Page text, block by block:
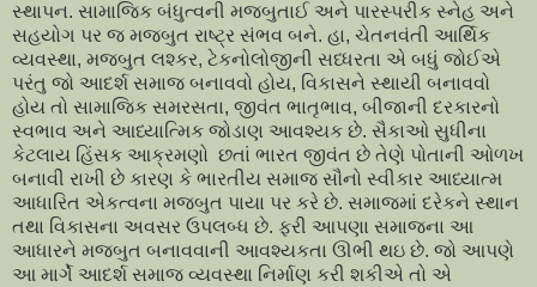
સ્થાપન. સામાજિક બંધુત્વની મજબુતાઈ અને પારસ્પરીક સ્નેહ અને
સહયોગ પર જ મજબુત રાષ્ટ્ર સંભવ બને. હા, ચેતનવંતી આર્થિક
વ્યવસ્થા, મજબુત લશ્કર, ટેકનોલોજીની સધ્ધરતા એ બધું જોઈએ
પરંતુ જો આદર્શ સમાજ બનાવવો હોય, વિકાસને સ્થાયી બનાવવો
હોય તો સામાજિક સમરસતા, જીવંત ભાતૃભાવ, બીજાની દરકારનો
સ્વભાવ અને આધ્યાત્મિક જોડાણ આવશ્યક છે. સૈકાઓ સુધીના
કેટલાય હિંસક આક્રમણો છતાં ભારત જીવંત છે તેણે પોતાની ઓળખ
બનાવી રાખી છે કારણ કે ભારતીય સમાજ સૌનો સ્વીકાર આધ્યાત્મ
આધારિત એકત્વના મજબુત પાયા પર કરે છે. સમાજમાં દરેકને સ્થાન
તથા વિકાસના અવસર ઉપલબ્ધ છે. ફરી આપણા સમાજના આ
આધારને મજબુત બનાવવાની આવશ્યકતા ઊભી થઇ છે. જો આપણે
આ માર્ગે આદર્શ સમાજ વ્યવસ્થા નિર્માણ કરી શકીએ તો એ